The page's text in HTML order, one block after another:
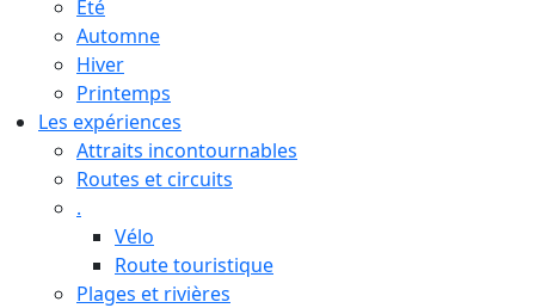
Été
Automne
Hiver
Printemps
Les expériences
Attraits incontournables
Routes et circuits
.
Vélo
Route touristique
Plages et rivières